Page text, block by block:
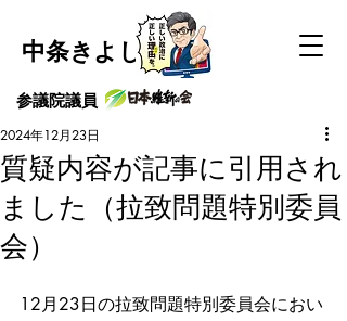
中条きよし
​参議院議員
質疑内容が記事に引用され
ました（拉致問題特別委員
会）
2024年12月23日
12月23日の拉致問題特別委員会におい